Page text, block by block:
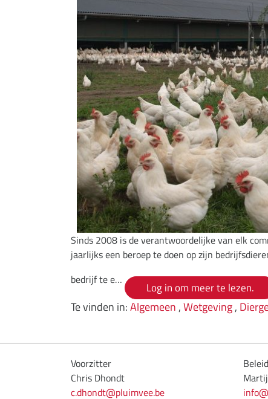
Sinds 2008 is de verantwoordelijke van elk
jaarlijks een beroep te doen op zijn
bedrijf te e…
Log in om meer te lezen.
Te vinden in:Algemeen ,Wetgeving,
Voorzitter
Chris Dhondt
c.dhondt@pluimvee.be